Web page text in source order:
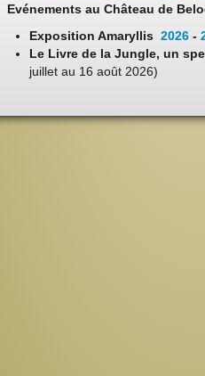
Evénements au Château de
Exposition Amaryllis 2026 -
Le Livre de la Jungle, un
juillet au 16 août 2026)